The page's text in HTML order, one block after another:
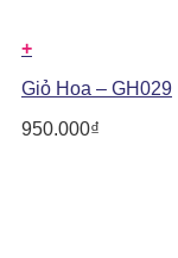
+
Giỏ Hoa – GH029
950.000₫